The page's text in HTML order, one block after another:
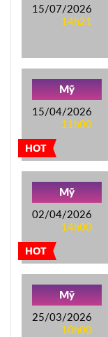
15/07/2026
14h21
HOT
Mỹ
15/04/2026
11h00
HOT
Mỹ
02/04/2026
14h00
Mỹ
25/03/2026
10h00